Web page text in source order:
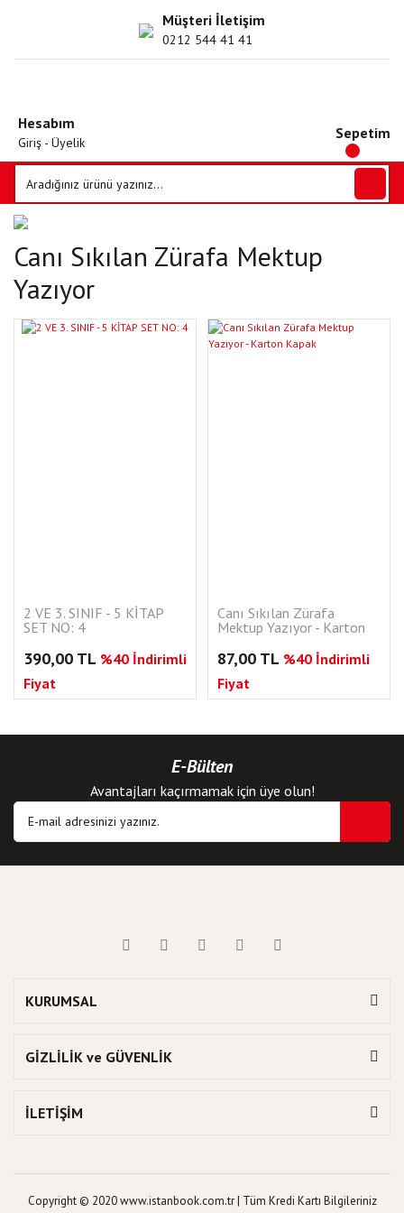
Müşteri İletişim
0212 544 41 41
Hesabım
Giriş - Üyelik
Sepetim
Canı Sıkılan Zürafa Mektup
Yazıyor
2 VE 3. SINIF - 5 KİTAP
SET NO: 4
390,00 TL %40 İndirimli
Fiyat
Canı Sıkılan Zürafa
Mektup Yazıyor - Karton
87,00 TL %40 İndirimli
Fiyat
E-Bülten
Avantajları kaçırmamak için üye olun!
KURUMSAL
GİZLİLİK ve GÜVENLİK
İLETİŞİM
Copyright © 2020 www.istanbook.com.tr | Tüm Kredi Kartı Bilgileriniz